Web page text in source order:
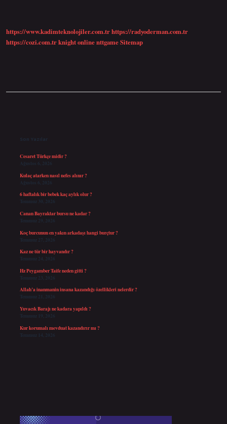
https://www.kadimteknolojiler.com.trhttps://radyoderman.com.tr
https://cozi.com.trknight onlinenttgameSitemap
Son Yazılar
Cesaret Türkçe midir ?
Ağustos 6, 2026
Kulaç atarken nasıl nefes alınır ?
Ağustos 6, 2026
6 haftalık bir bebek kaç aylık olur ?
Temmuz 30, 2026
Canan Bayraktar bursu ne kadar ?
Temmuz 29, 2026
Koç burcunun en yakın arkadaşı hangi burçtur ?
Temmuz 27, 2026
Kaz ne tür bir hayvandır ?
Temmuz 24, 2026
Hz Peygamber Taife neden gitti ?
Temmuz 23, 2026
Allah’a inanmanin insana kazandığı özellikleri nelerdir ?
Temmuz 21, 2026
Yuvacık Barajı ne kadara yapıldı ?
Temmuz 19, 2026
Kur korumalı mevduat kazandırır mı ?
Temmuz 14, 2026